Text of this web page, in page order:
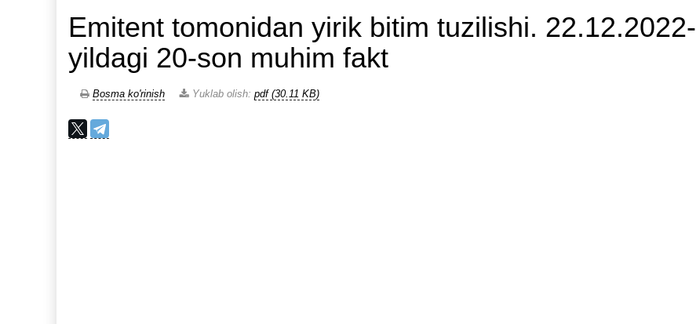
Emitent tomonidan yirik bitim tuzilishi. 22.12.2022-
yildagi 20-son muhim fakt
Bosma ko'rinish Yuklab olish: pdf (30.11 KB)